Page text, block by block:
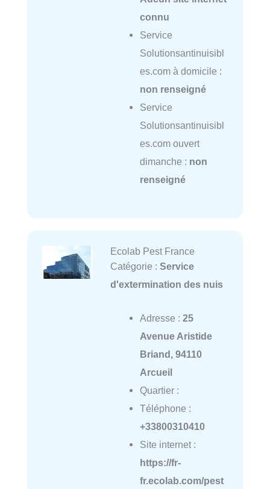
connu
Service
Solutionsantinuisibl
es.com à domicile :
non renseigné
Service
Solutionsantinuisibl
es.com ouvert
dimanche : non
renseigné
Ecolab Pest France
Catégorie : Service
d'extermination des nuis
Adresse : 25
Avenue Aristide
Briand, 94110
Arcueil
Quartier :
Téléphone :
+33800310410
Site internet :
https://fr-
fr.ecolab.com/pest